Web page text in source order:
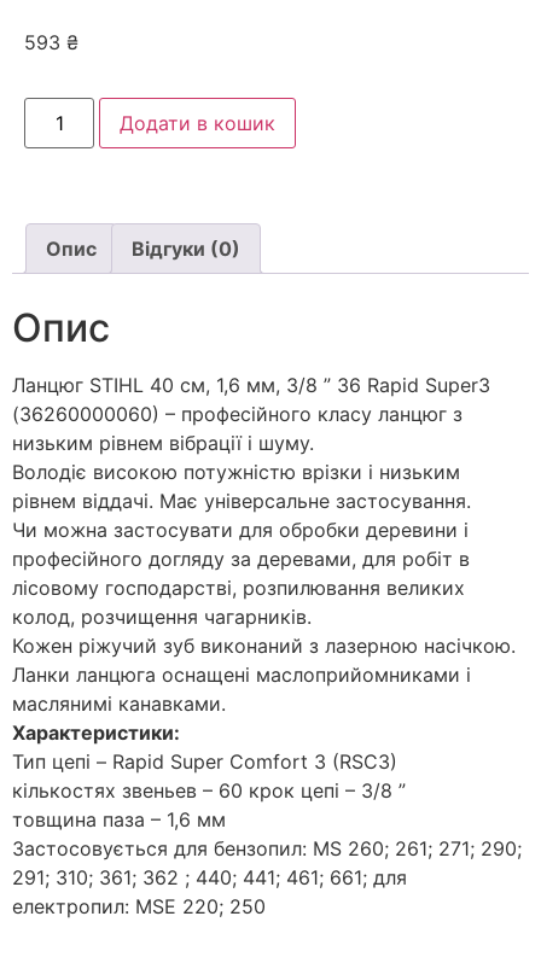
593 ₴
Додати в кошик
Опис Відгуки (0)
Опис
Ланцюг STIHL 40 см, 1,6 мм, 3/8 ” 36 Rapid Super3
(36260000060) – професійного класу ланцюг з
низьким рівнем вібрації і шуму.
Володіє високою потужністю врізки і низьким
рівнем віддачі. Має універсальне застосування.
Чи можна застосувати для обробки деревини і
професійного догляду за деревами, для робіт в
лісовому господарстві, розпилювання великих
колод, розчищення чагарників.
Кожен ріжучий зуб виконаний з лазерною насічкою.
Ланки ланцюга оснащені мaслоприйомниками і
мaслянимі канавками.
Характеристики:
Тип цeпі – Rapid Super Comfort 3 (RSC3)
кількостях звeньев – 60 крок цeпі – 3/8 ”
товщина пaза – 1,6 мм
Застосовується для бензопил: MS 260; 261; 271; 290;
291; 310; 361; 362 ; 440; 441; 461; 661; для
електропил: MSE 220; 250